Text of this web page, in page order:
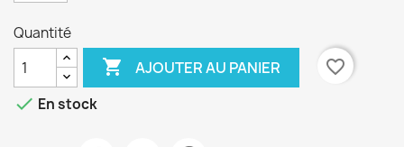
Quantité
 AJOUTER AU PANIER
favorite_border
 En stock